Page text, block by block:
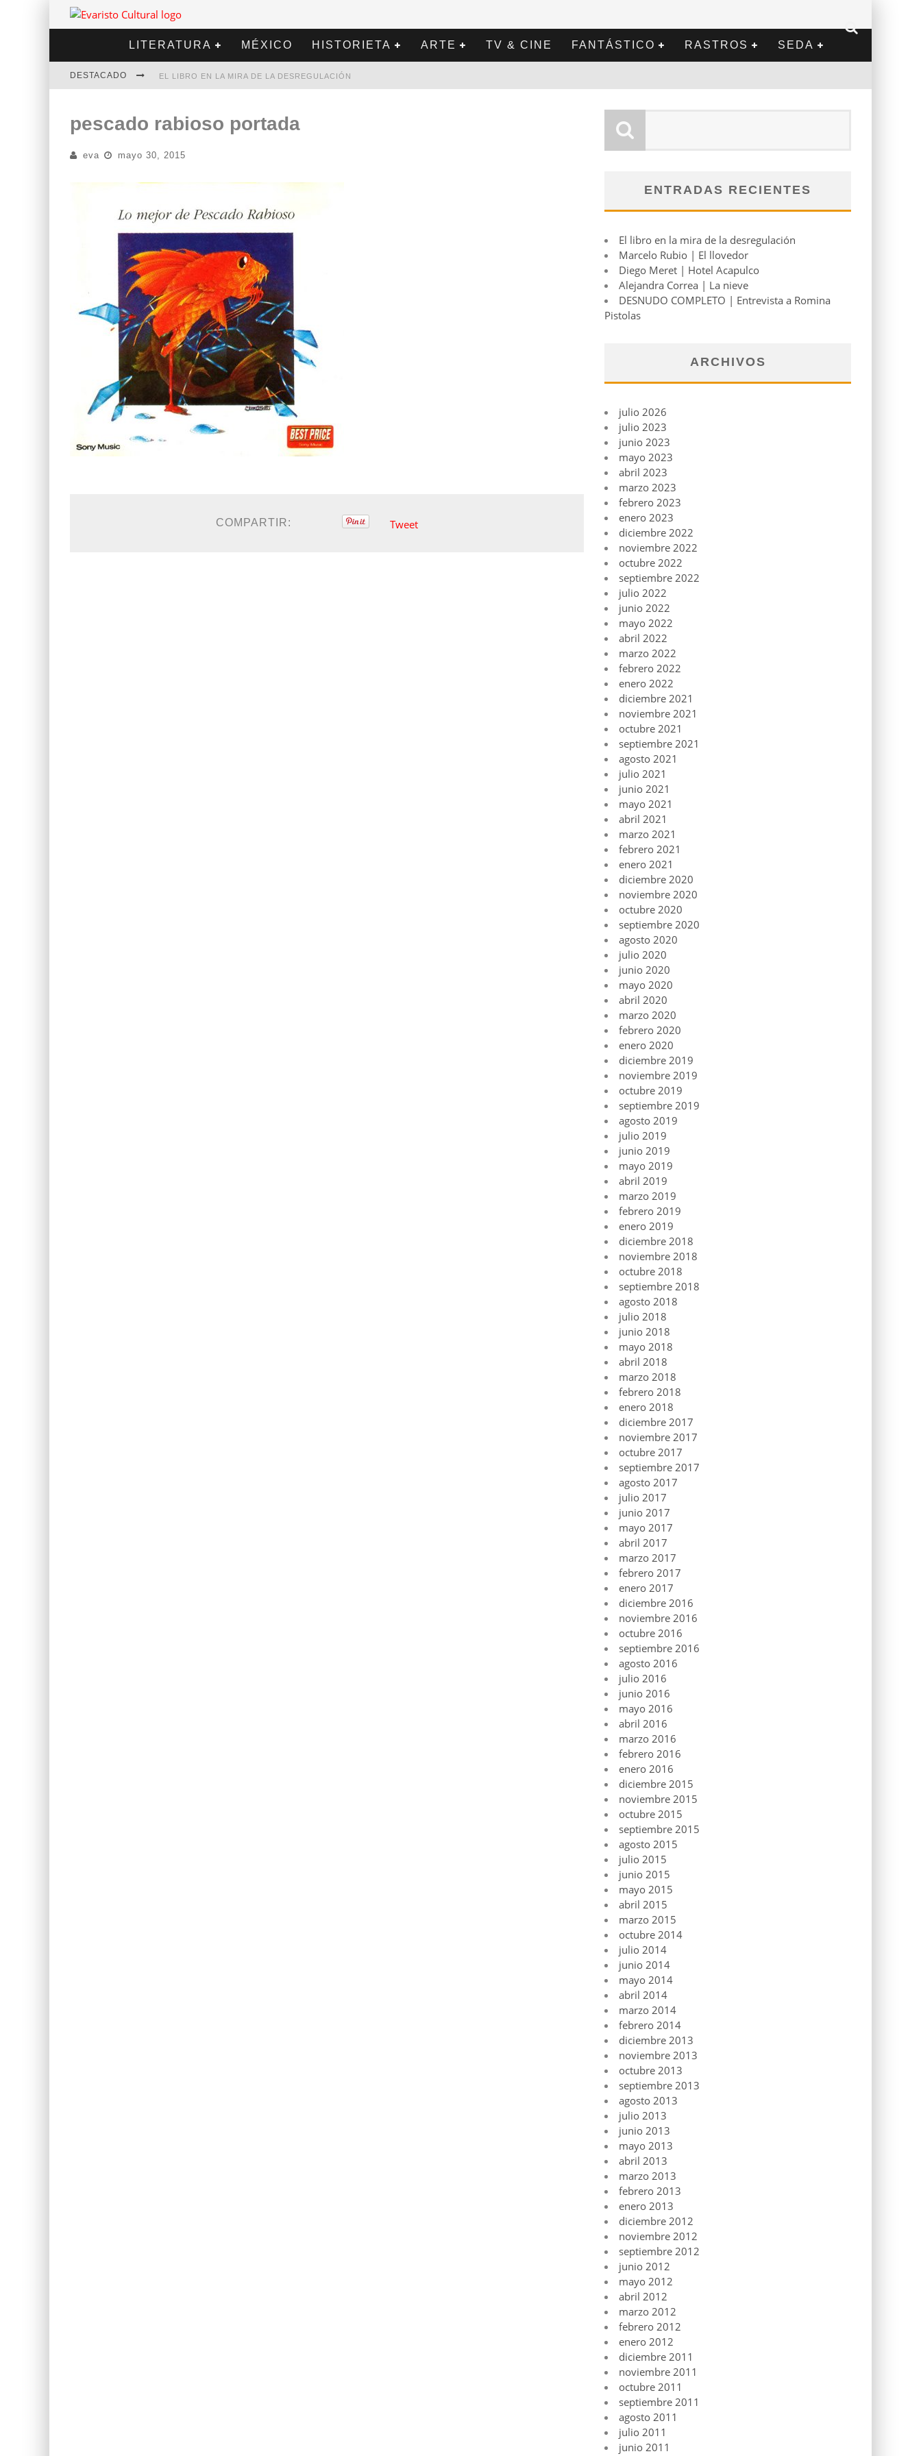
LITERATURA MÉXICO HISTORIETA ARTE TV & CINE FANTÁSTICO RASTROS SEDA
DESTACADO EL LIBRO EN LA MIRA DE LA DESREGULACIÓN
DIEGO MERET | HOTEL ACAPULCO
ALEJANDRA CORREA | LA NIEVE
pescado rabioso portada
eva mayo 30, 2015
COMPARTIR: Tweet
ENTRADAS RECIENTES
El libro en la mira de la desregulación
Marcelo Rubio | El llovedor
Diego Meret | Hotel Acapulco
Alejandra Correa | La nieve
DESNUDO COMPLETO | Entrevista a Romina
Pistolas
ARCHIVOS
julio 2026
julio 2023
junio 2023
mayo 2023
abril 2023
marzo 2023
febrero 2023
enero 2023
diciembre 2022
noviembre 2022
octubre 2022
septiembre 2022
julio 2022
junio 2022
mayo 2022
abril 2022
marzo 2022
febrero 2022
enero 2022
diciembre 2021
noviembre 2021
octubre 2021
septiembre 2021
agosto 2021
julio 2021
junio 2021
mayo 2021
abril 2021
marzo 2021
febrero 2021
enero 2021
diciembre 2020
noviembre 2020
octubre 2020
septiembre 2020
agosto 2020
julio 2020
junio 2020
mayo 2020
abril 2020
marzo 2020
febrero 2020
enero 2020
diciembre 2019
noviembre 2019
octubre 2019
septiembre 2019
agosto 2019
julio 2019
junio 2019
mayo 2019
abril 2019
marzo 2019
febrero 2019
enero 2019
diciembre 2018
noviembre 2018
octubre 2018
septiembre 2018
agosto 2018
julio 2018
junio 2018
mayo 2018
abril 2018
marzo 2018
febrero 2018
enero 2018
diciembre 2017
noviembre 2017
octubre 2017
septiembre 2017
agosto 2017
julio 2017
junio 2017
mayo 2017
abril 2017
marzo 2017
febrero 2017
enero 2017
diciembre 2016
noviembre 2016
octubre 2016
septiembre 2016
agosto 2016
julio 2016
junio 2016
mayo 2016
abril 2016
marzo 2016
febrero 2016
enero 2016
diciembre 2015
noviembre 2015
octubre 2015
septiembre 2015
agosto 2015
julio 2015
junio 2015
mayo 2015
abril 2015
marzo 2015
octubre 2014
julio 2014
junio 2014
mayo 2014
abril 2014
marzo 2014
febrero 2014
diciembre 2013
noviembre 2013
octubre 2013
septiembre 2013
agosto 2013
julio 2013
junio 2013
mayo 2013
abril 2013
marzo 2013
febrero 2013
enero 2013
diciembre 2012
noviembre 2012
septiembre 2012
junio 2012
mayo 2012
abril 2012
marzo 2012
febrero 2012
enero 2012
diciembre 2011
noviembre 2011
octubre 2011
septiembre 2011
agosto 2011
julio 2011
junio 2011